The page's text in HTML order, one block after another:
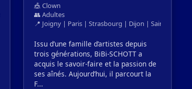
🎪 Clown
👥 Adultes
📍 Joigny | Paris | Strasbourg | Dijon | Saint-
Issu d’une famille d’artistes depuis
trois générations, BiBi-SCHOTT a
acquis le savoir-faire et la passion de
ses aînés. Aujourd’hui, il parcourt la
F...